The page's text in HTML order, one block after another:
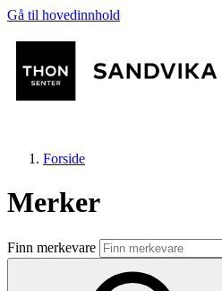
Gå til hovedinnhold
Butikker
Mat og drikke
Forside
Merker
Finn merkevare